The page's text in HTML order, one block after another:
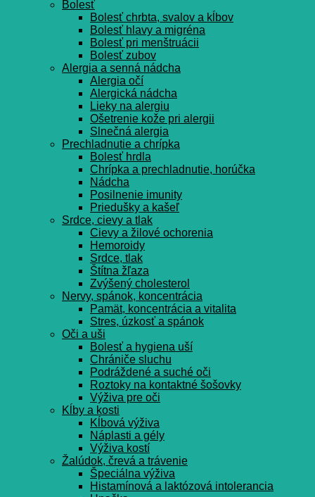
Bolesť
Bolesť chrbta, svalov a kĺbov
Bolesť hlavy a migréna
Bolesť pri menštruácii
Bolesť zubov
Alergia a senná nádcha
Alergia očí
Alergická nádcha
Lieky na alergiu
Ošetrenie kože pri alergii
Slnečná alergia
Prechladnutie a chrípka
Bolesť hrdla
Chrípka a prechladnutie, horúčka
Nádcha
Posilnenie imunity
Priedušky a kašeľ
Srdce, cievy a tlak
Cievy a žilové ochorenia
Hemoroidy
Srdce, tlak
Štítna žľaza
Zvýšený cholesterol
Nervy, spánok, koncentrácia
Pamät, koncentrácia a vitalita
Stres, úzkosť a spánok
Oči a uši
Bolesť a hygiena uší
Chrániče sluchu
Podráždené a suché oči
Roztoky na kontaktné šošovky
Výživa pre oči
Kĺby a kosti
Kĺbová výživa
Náplasti a gély
Výživa kostí
Žalúdok, črevá a trávenie
Špeciálna výživa
Histamínová a laktózová intolerancia